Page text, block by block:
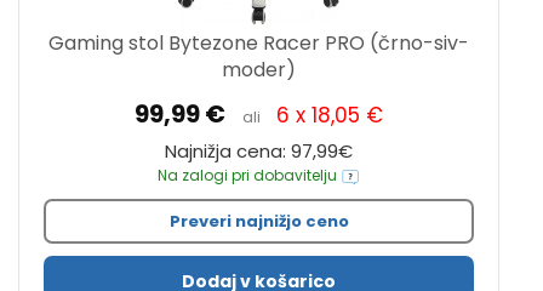
Gaming stol Bytezone Racer PRO (črno-siv-
moder)
99,99 € ali 6 x 18,05 €
Najnižja cena: 97,99€
Na zalogi pri dobavitelju
Preveri najnižjo ceno
Dodaj v košarico